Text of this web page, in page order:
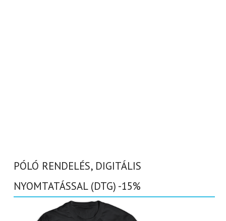
PÓLÓ RENDELÉS, DIGITÁLIS
NYOMTATÁSSAL (DTG) -15%